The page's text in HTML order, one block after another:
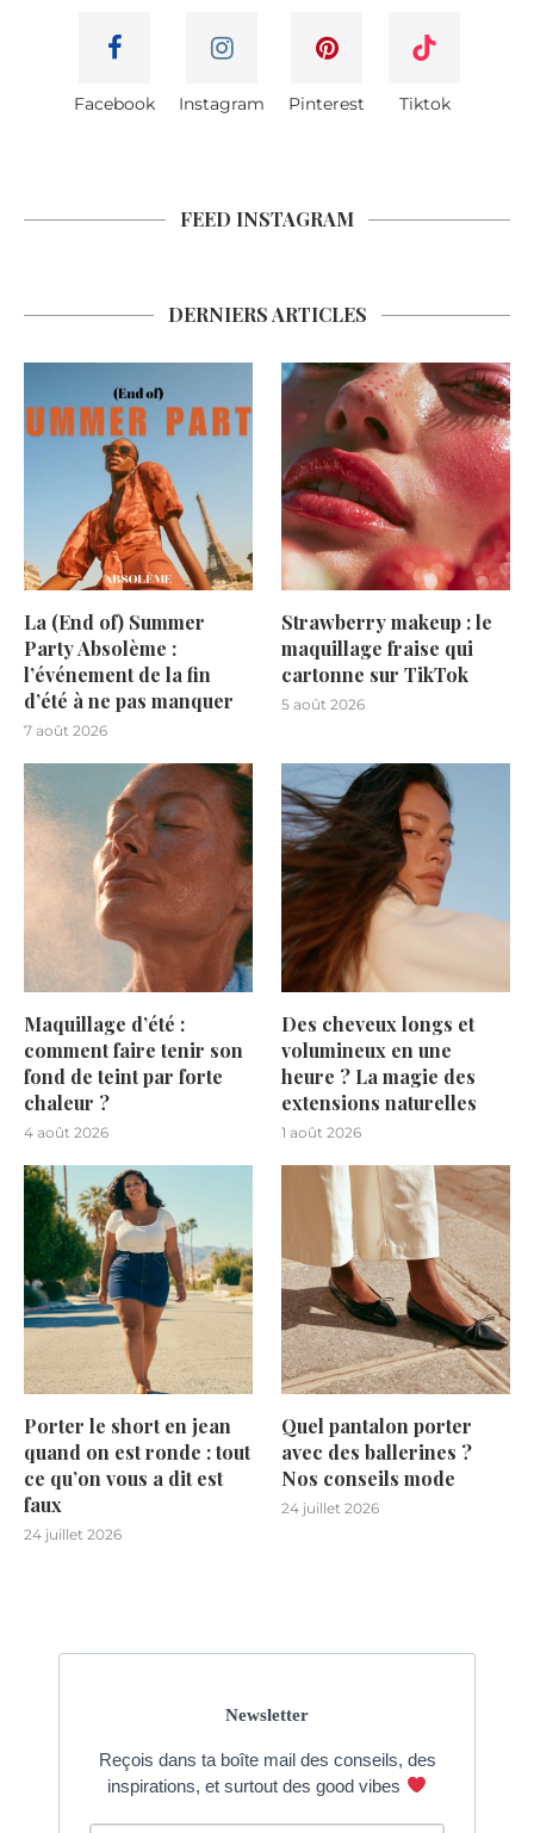
Facebook Instagram Pinterest Tiktok
FEED INSTAGRAM
DERNIERS ARTICLES
La (End of) Summer
Party Absolème :
l’événement de la fin
d’été à ne pas manquer
7 août 2026
Strawberry makeup : le
maquillage fraise qui
cartonne sur TikTok
5 août 2026
Maquillage d’été :
comment faire tenir son
fond de teint par forte
chaleur ?
4 août 2026
Des cheveux longs et
volumineux en une
heure ? La magie des
extensions naturelles
1 août 2026
Porter le short en jean
quand on est ronde : tout
ce qu’on vous a dit est
faux
24 juillet 2026
Quel pantalon porter
avec des ballerines ?
Nos conseils mode
24 juillet 2026
Newsletter
Reçois dans ta boîte mail des conseils, des
inspirations, et surtout des good vibes